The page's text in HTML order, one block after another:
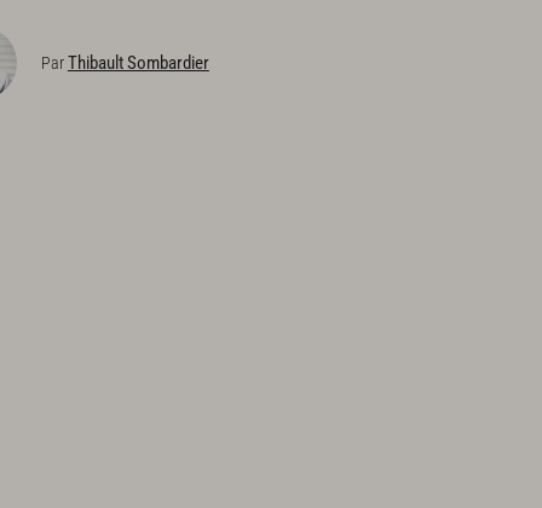
ParThibault Sombardier